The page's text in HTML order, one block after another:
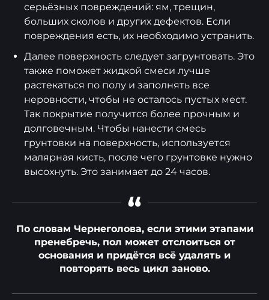
серьёзных повреждений: ям, трещин,
больших сколов и других дефектов. Если
повреждения есть, их необходимо устранить.
Далее поверхность следует загрунтовать. Это
также поможет жидкой смеси лучше
растекаться по полу и заполнять все
неровности, чтобы не осталось пустых мест.
Так покрытие получится более прочным и
долговечным. Чтобы нанести смесь
грунтовки на поверхность, используется
малярная кисть, после чего грунтовке нужно
высохнуть. Это занимает до 24 часов.
“
По словам Чернеголова, если этими этапами
пренебречь, пол может отслоиться от
основания и придётся всё удалять и
повторять весь цикл заново.